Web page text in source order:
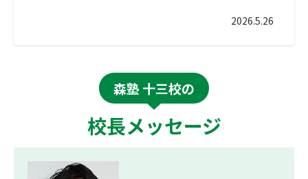
2026.5.26
森塾 十三校の
校長メッセージ